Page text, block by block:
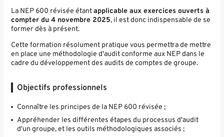
La NEP 600 révisée étantapplicable aux exercices ouverts à
compter du 4 novembre 2025, il est donc indispensable de se
former dès à présent.
Cette formation résolument pratique vous permettra de mettre
en place une méthodologie d'audit conforme aux NEP dans le
cadre du développement des audits de comptes de groupe.
Objectifs professionnels
Connaître les principes de la NEP 600 révisée ;
Appréhender les différentes étapes du processus d'audit
d'un groupe, et les outils méthodologiques associés ;